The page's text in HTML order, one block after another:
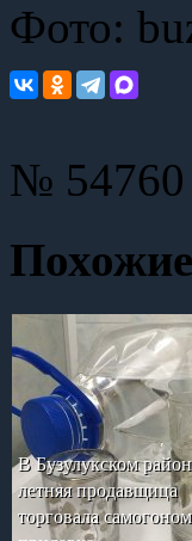
Фото:
№ 54760
В Бузулукском
летняя продавщица
торговала